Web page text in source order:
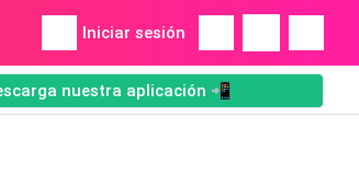
Iniciar sesión
nuestra aplicación 📲